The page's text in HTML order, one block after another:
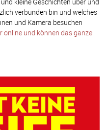
verbunden bin und welches
und Kamera besuchen
online und können das ganze